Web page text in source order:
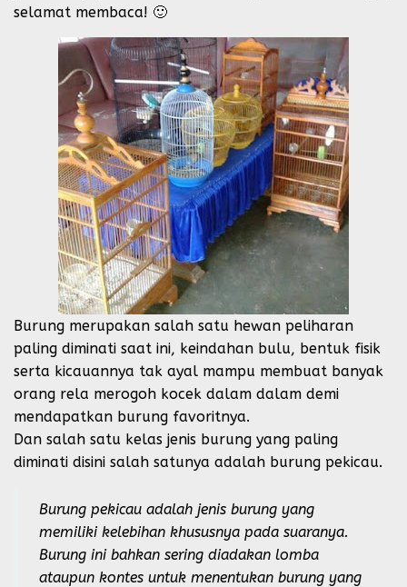
selamat membaca! 🙂
Burung merupakan salah satu hewan peliharan
paling diminati saat ini, keindahan bulu, bentuk fisik
serta kicauannya tak ayal mampu membuat banyak
orang rela merogoh kocek dalam dalam demi
mendapatkan burung favoritnya.
Dan salah satu kelas jenis burung yang paling
diminati disini salah satunya adalah burung pekicau.
Burung pekicau adalah jenis burung yang
memiliki kelebihan khususnya pada suaranya.
Burung ini bahkan sering diadakan lomba
ataupun kontes untuk menentukan burung yang